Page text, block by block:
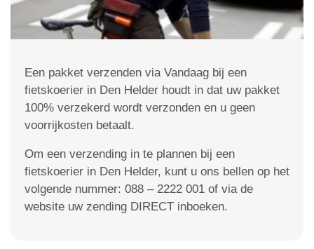
Een pakket verzenden via Vandaag bij een
fietskoerier in Den Helder houdt in dat uw pakket
100% verzekerd wordt verzonden en u geen
voorrijkosten betaalt.
Om een verzending in te plannen bij een
fietskoerier in Den Helder, kunt u ons bellen op het
volgende nummer: 088 – 2222 001 of via de
website uw zending DIRECT inboeken.